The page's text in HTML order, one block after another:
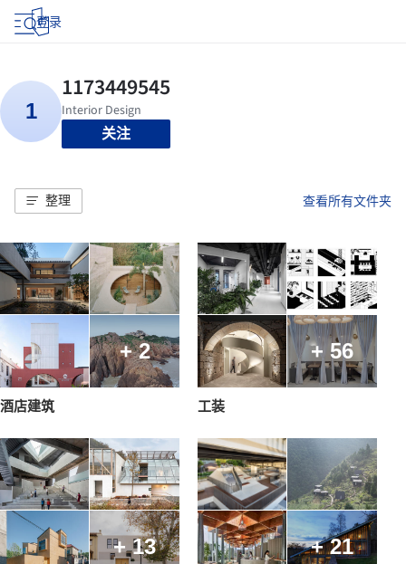
登录
关注
整理 查看所有文件夹
+ 2
酒店建筑
+ 56
工装
+ 13 + 21